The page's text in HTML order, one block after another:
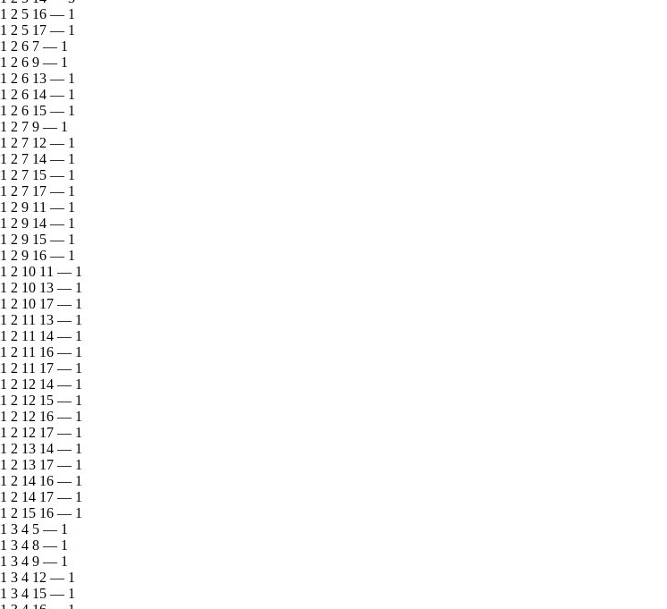
1 2 5 16 — 1
1 2 5 17 — 1
1 2 6 7 — 1
1 2 6 9 — 1
1 2 6 13 — 1
1 2 6 14 — 1
1 2 6 15 — 1
1 2 7 9 — 1
1 2 7 12 — 1
1 2 7 14 — 1
1 2 7 15 — 1
1 2 7 17 — 1
1 2 9 11 — 1
1 2 9 14 — 1
1 2 9 15 — 1
1 2 9 16 — 1
1 2 10 11 — 1
1 2 10 13 — 1
1 2 10 17 — 1
1 2 11 13 — 1
1 2 11 14 — 1
1 2 11 16 — 1
1 2 11 17 — 1
1 2 12 14 — 1
1 2 12 15 — 1
1 2 12 16 — 1
1 2 12 17 — 1
1 2 13 14 — 1
1 2 13 17 — 1
1 2 14 16 — 1
1 2 14 17 — 1
1 2 15 16 — 1
1 3 4 5 — 1
1 3 4 8 — 1
1 3 4 9 — 1
1 3 4 12 — 1
1 3 4 15 — 1